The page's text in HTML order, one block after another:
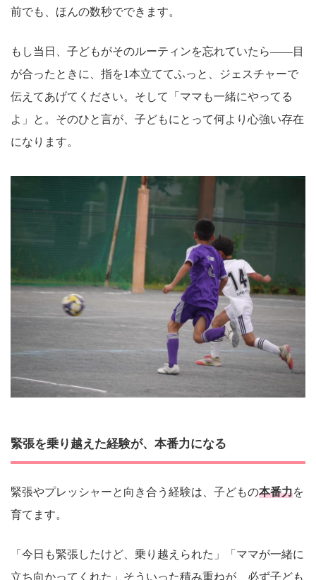
前でも、ほんの数秒でできます。
もし当日、子どもがそのルーティンを忘れていたら——目
が合ったときに、指を1本立ててふっと、ジェスチャーで
伝えてあげてください。そして「ママも一緒にやってる
よ」と。そのひと言が、子どもにとって何より心強い存在
になります。
緊張を乗り越えた経験が、本番力になる
緊張やプレッシャーと向き合う経験は、子どもの本番力を
育てます。
「今日も緊張したけど、乗り越えられた」「ママが一緒に
立ち向かってくれた」そういった積み重ねが、必ず子ども